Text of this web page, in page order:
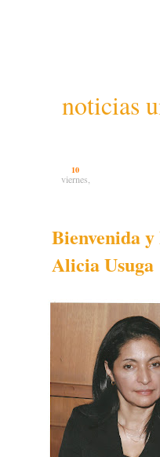
noticias
10
viernes,
Bienvenida
Alicia Usuga